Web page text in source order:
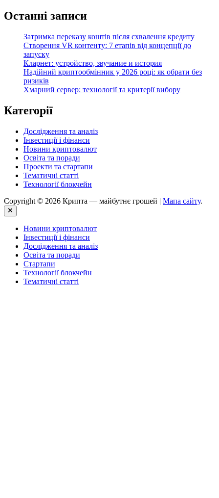
Останні записи
Затримка переказу коштів після схвалення кредиту
Створення VR контенту: 7 етапів від концепції до
запуску
Кларнет: устройство, звучание и история
Надійний криптообмінник у 2026 році: як обрати без
ризиків
Хмарний сервер: технології та критерії вибору
Категорії
Дослідження та аналіз
Інвестиції і фінанси
Новини криптовалют
Освіта та поради
Проекти та стартапи
Тематичні статті
Технології блокчейн
Copyright © 2026 Крипта — майбутнє грошей | Мапа сайту.
Close
Новини криптовалют
Інвестиції і фінанси
Дослідження та аналіз
Освіта та поради
Стартапи
Технології блокчейн
Тематичні статті